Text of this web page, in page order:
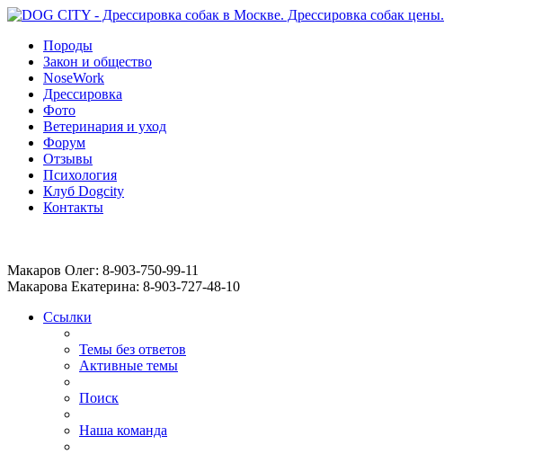
Породы
Закон и общество
NoseWork
Дрессировка
Фото
Ветеринария и уход
Форум
Отзывы
Психология
Клуб Dogcity
Контакты
Макаров Олег: 8-903-750-99-11
Макарова Екатерина: 8-903-727-48-10
Ссылки
Темы без ответов
Активные темы
Поиск
Наша команда